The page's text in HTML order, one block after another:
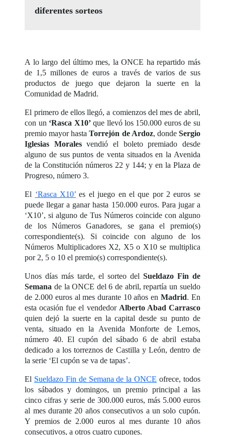
diferentes sorteos
A lo largo del último mes, la ONCE ha repartido más
de 1,5 millones de euros a través de varios de sus
productos de juego que dejaron la suerte en la
Comunidad de Madrid.
El primero de ellos llegó, a comienzos del mes de abril,
con un ‘Rasca X10’que llevó los 150.000 euros de su
premio mayor hastaTorrejón de Ardoz, donde Sergio
Iglesias Moralesvendió el boleto premiado desde
alguno de sus puntos de venta situados en la Avenida
de la Constitución números 22 y 144; y en la Plaza de
Progreso, número 3.
El ‘Rasca X10’ es el juego en el que por 2 euros se
puede llegar a ganar hasta 150.000 euros. Para jugar a
‘X10’, si alguno de Tus Números coincide con alguno
de los Números Ganadores, se gana el premio(s)
correspondiente(s). Si coincide con alguno de los
Números Multiplicadores X2, X5 o X10 se multiplica
por 2, 5 o 10 el premio(s) correspondiente(s).
Unos días más tarde, el sorteo del Sueldazo Fin de
Semana de la ONCE del 6 de abril, repartía un sueldo
de 2.000 euros al mes durante 10 años en Madrid. En
esta ocasión fue el vendedor Alberto Abad Carrasco
quien dejó la suerte en la capital desde su punto de
venta, situado en la Avenida Monforte de Lemos,
número 40. El cupón del sábado 6 de abril estaba
dedicado a los torreznos de Castilla y León, dentro de
la serie ‘El cupón se va de tapas’.
El Sueldazo Fin de Semana de la ONCE ofrece, todos
los sábados y domingos, un premio principal a las
cinco cifras y serie de 300.000 euros, más 5.000 euros
al mes durante 20 años consecutivos a un solo cupón.
Y premios de 2.000 euros al mes durante 10 años
consecutivos, a otros cuatro cupones.